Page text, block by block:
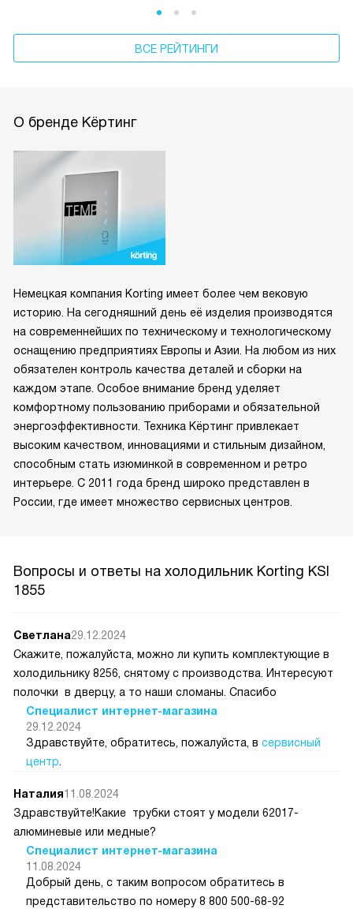
ВСЕ РЕЙТИНГИ
О бренде Кёртинг
Немецкая компания Korting имеет более чем вековую
историю. На сегодняшний день её изделия производятся
на современнейших по техническому и технологическому
оснащению предприятиях Европы и Азии. На любом из них
обязателен контроль качества деталей и сборки на
каждом этапе. Особое внимание бренд уделяет
комфортному пользованию приборами и обязательной
энергоэффективности. Техника Кёртинг привлекает
высоким качеством, инновациями и стильным дизайном,
способным стать изюминкой в современном и ретро
интерьере. С 2011 года бренд широко представлен в
России, где имеет множество сервисных центров.
Вопросы и ответы на холодильник Korting KSI
1855
Светлана29.12.2024
Скажите, пожалуйста, можно ли купить комплектующие в
холодильнику 8256, снятому с производства. Интересуют
полочки в дверцу, а то наши сломаны. Спасибо
Специалист интернет-магазина
29.12.2024
Здравствуйте, обратитесь, пожалуйста, в сервисный
центр
Наталия11.08.2024
Здравствуйте!Какие трубки стоят у модели 62017-
алюминевые или медные?
Специалист интернет-магазина
11.08.2024
Добрый день, с таким вопросом обратитесь в
представительство по номеру 8 800 500-68-92